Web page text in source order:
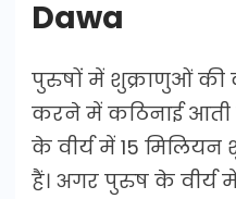
Dawa
पुरुषों में शुक्राणुओं की
करने में कठिनाई
के वीर्य में 15 मिलियन
हैं। अगर पुरुष के वीर्य में